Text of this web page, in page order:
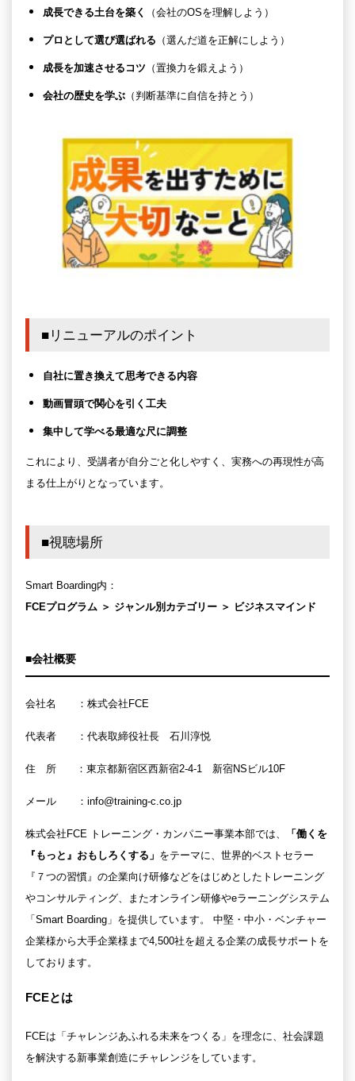
成長できる土台を築く （会社のOSを理解しよう）
プロとして選び選ばれる （選んだ道を正解にしよう）
成長を加速させるコツ （置換力を鍛えよう）
会社の歴史を学ぶ （判断基準に自信を持とう）
■リニューアルのポイント
自社に置き換えて思考できる内容
動画冒頭で関心を引く工夫
集中して学べる最適な尺に調整
これにより、受講者が自分ごと化しやすく、実務への再現性が高
まる仕上がりとなっています。
■視聴場所
Smart Boarding内：
FCEプログラム ＞ ジャンル別カテゴリー ＞ ビジネスマインド
■会社概要
会社名 ：株式会社FCE
代表者 ：代表取締役社長 石川淳悦
住 所 ：東京都新宿区西新宿2-4-1 新宿NSビル10F
メール ：info@training-c.co.jp
株式会社FCE トレーニング・カンパニー事業本部では、
「働くを
『もっと』おもしろくする」 をテーマに、世界的ベストセラー
『７つの習慣』の企業向け研修などをはじめとしたトレーニング
やコンサルティング、またオンライン研修やeラーニングシステム
「Smart Boarding」を提供しています。 中堅・中小・ベンチャー
企業様から大手企業様まで4,500社を超える企業の成長サポートを
しております。
FCEとは
FCEは「チャレンジあふれる未来をつくる」を理念に、社会課題
を解決する新事業創造にチャレンジをしています。